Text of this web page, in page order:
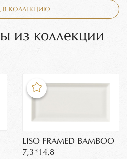
В КОЛЛЕКЦИЮ
из коллекции
LISO FRAMED BAMBOO
7,3*14,8